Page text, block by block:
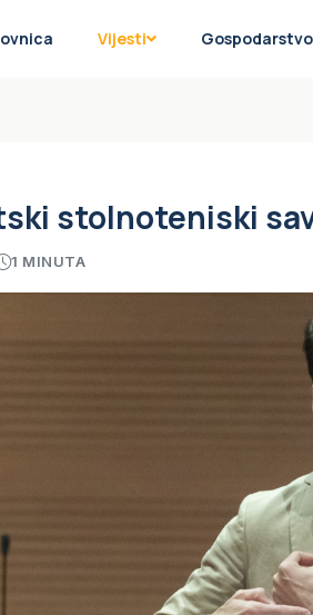
Vijesti Gospodarstvo
stolnoteniski
1 MINUTA